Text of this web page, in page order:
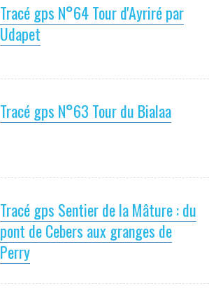
Tracé gps N°64 Tour d'Ayriré par
Udapet
Tracé gps N°63 Tour du Bialaa
Tracé gps Sentier de la Mâture : du
pont de Cebers aux granges de
Perry